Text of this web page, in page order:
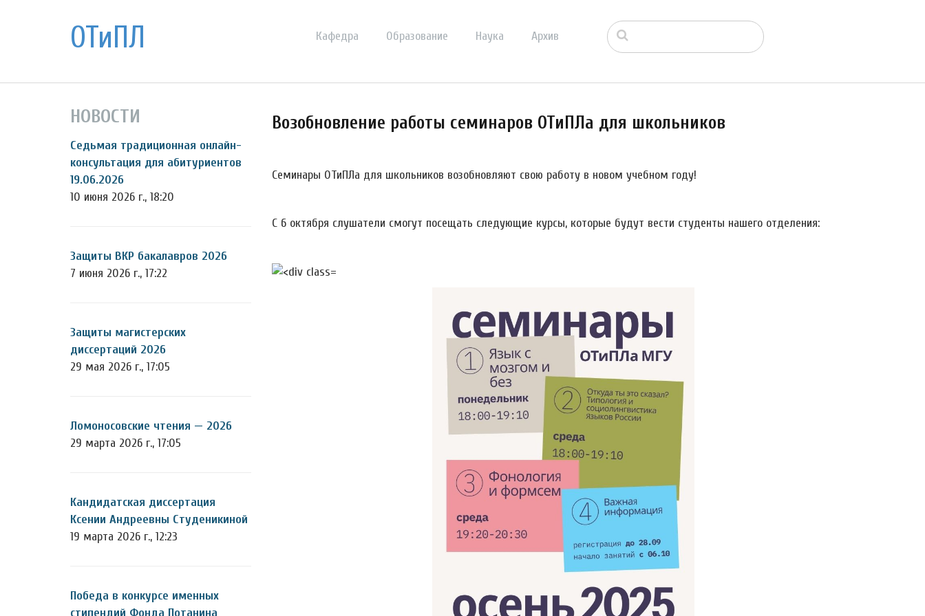
ОТиПЛ Кафедра Образование Наука Архив
НОВОСТИ
Седьмая традиционная онлайн-
консультация для абитуриентов
19.06.2026
10 июня 2026 г., 18:20
Защиты ВКР бакалавров 2026
7 июня 2026 г., 17:22
Защиты магистерских
диссертаций 2026
29 мая 2026 г., 17:05
Ломоносовские чтения — 2026
29 марта 2026 г., 17:05
Кандидатская диссертация
Ксении Андреевны Студеникиной
19 марта 2026 г., 12:23
Победа в конкурсе именных
стипендий Фонда Потанина
Возобновление работы семинаров ОТиПЛа для школьников
Семинары ОТиПЛа для школьников возобновляют свою работу в новом учебном году!
С 6 октября слушатели смогут посещать следующие курсы, которые будут вести студенты нашего отделения: